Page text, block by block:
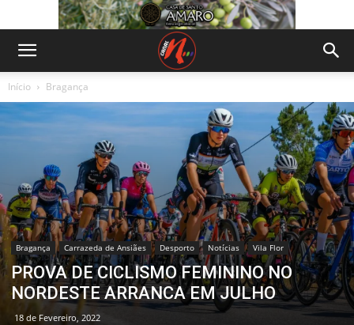
Início Bragança
Bragança Carrazeda de Ansiães Desporto Notícias Vila Flor
PROVA DE CICLISMO FEMININO NO
NORDESTE ARRANCA EM JULHO
18 de Fevereiro, 2022